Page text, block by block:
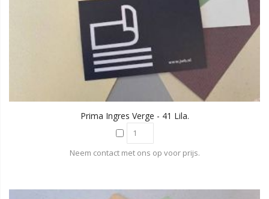
Prima Ingres Verge - 41 Lila.
Neem contact met ons op voor prijs.